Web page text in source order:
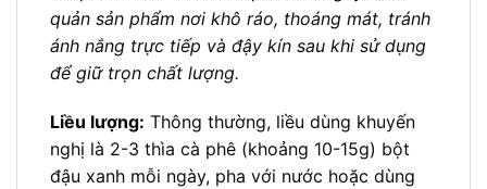
quản sản phẩm nơi khô ráo, thoáng mát, tránh
ánh nắng trực tiếp và đậy kín sau khi sử dụng
để giữ trọn chất lượng.
Liều lượng: Thông thường, liều dùng khuyến
nghị là 2-3 thìa cà phê (khoảng 10-15g) bột
đậu xanh mỗi ngày, pha với nước hoặc dùng